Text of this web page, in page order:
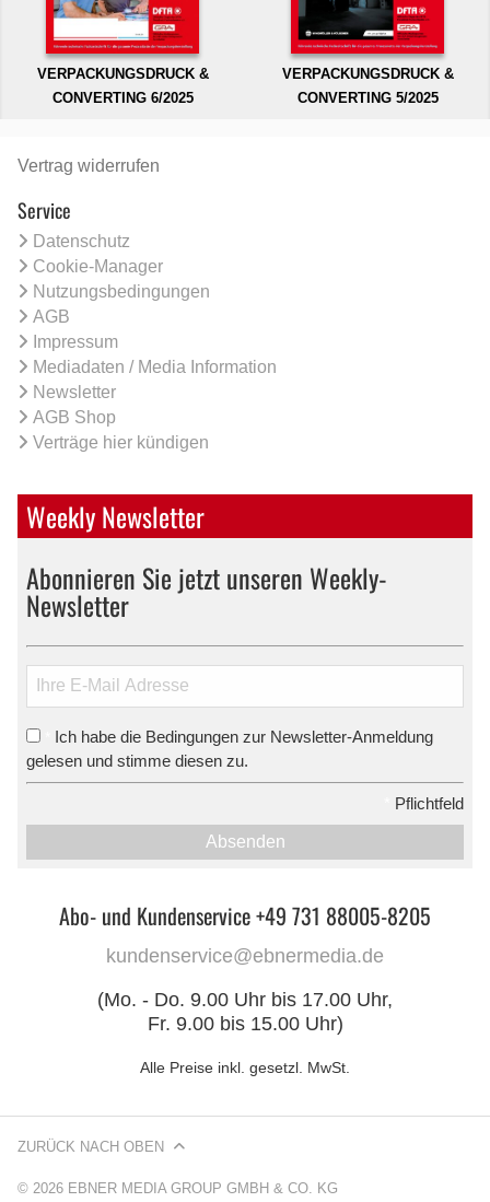
VERPACKUNGSDRUCK &
CONVERTING 6/2025
VERPACKUNGSDRUCK &
CONVERTING 5/2025
Vertrag widerrufen
Service
Datenschutz
Cookie-Manager
Nutzungsbedingungen
AGB
Impressum
Mediadaten / Media Information
Newsletter
AGB Shop
Verträge hier kündigen
Weekly Newsletter
Abonnieren Sie jetzt unseren Weekly-
Newsletter
Ich habe die Bedingungen zur Newsletter-Anmeldung
gelesen und stimme diesen zu.
Pflichtfeld
Absenden
Abo- und Kundenservice +49 731 88005-8205
kundenservice@ebnermedia.de
(Mo. - Do. 9.00 Uhr bis 17.00 Uhr,
Fr. 9.00 bis 15.00 Uhr)
Alle Preise inkl. gesetzl. MwSt.
© 2026 EBNER MEDIA GROUP GMBH & CO. KG
ZURÜCK NACH OBEN